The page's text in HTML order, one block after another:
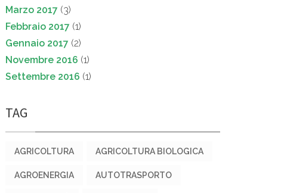
Marzo 2017 (3)
Febbraio 2017 (1)
Gennaio 2017 (2)
Novembre 2016 (1)
Settembre 2016 (1)
TAG
AGRICOLTURA AGRICOLTURA BIOLOGICA
AGROENERGIA AUTOTRASPORTO